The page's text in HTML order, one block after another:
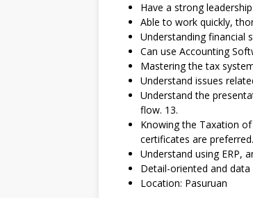
Have a strong
Able to work quickly,
Understanding financial
Can use Accounting
Mastering the tax
Understand issues
Understand the
flow. 13.
Knowing the Taxation
certificates are preferred.
Understand using ERP,
Detail-oriented and data
Location: Pasuruan